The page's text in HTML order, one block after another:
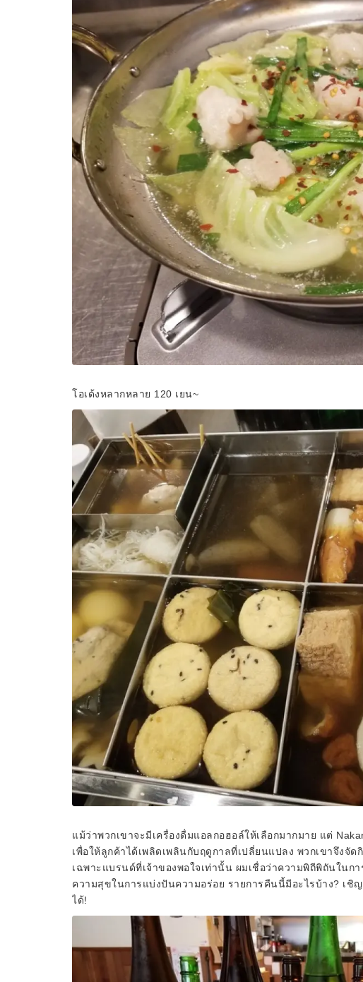
โอเด้งหลากหลาย 120 เยน~
แม้ว่าพวกเขาจะมีเครื่องดื่มแอลกอฮอล์ให้เลือกมากมาย แต่
เพื่อให้ลูกค้าได้เพลิดเพลินกับฤดูกาลที่เปลี่ยนแปลง พวกเขาจึงจั
เฉพาะแบรนด์ที่เจ้าของพอใจเท่านั้น ผมเชื่อว่าความพิถีพิถันในก
ความสุขในการแบ่งปันความอร่อย รายการคืนนี้มีอะไรบ้าง? เ
ได้!